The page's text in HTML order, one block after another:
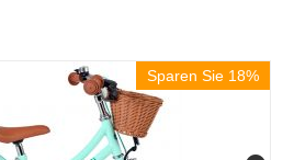
Sparen Sie 18%